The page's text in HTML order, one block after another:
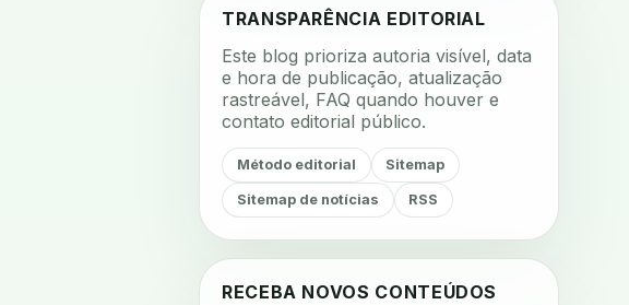
acustica acustica clinica
adesao adesao ao tratamento
adesao odontologica
adesao tratamento
adesivos inteligentes aerossois
TRANSPARÊNCIA EDITORIAL
Este blog prioriza autoria visível, data
e hora de publicação, atualização
rastreável, FAQ quando houver e
contato editorial público.
Método editorial Sitemap
Sitemap de notícias RSS
RECEBA NOVOS CONTEÚDOS